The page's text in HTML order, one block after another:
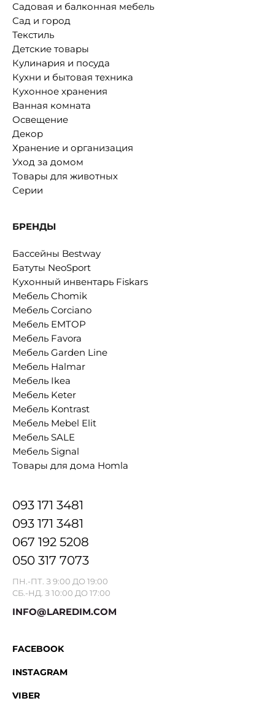
Садовая и балконная мебель
Сад и город
Текстиль
Детские товары
Кулинария и посуда
Кухни и бытовая техника
Кухонное хранения
Ванная комната
Освещение
Декор
Хранение и организация
Уход за домом
Товары для животных
Серии
БРЕНДЫ
Бассейны Bestway
Батуты NeoSport
Кухонный инвентарь Fiskars
Мебель Chomik
Мебель Corciano
Мебель EMTOP
Мебель Favora
Мебель Garden Line
Мебель Halmar
Мебель Ikea
Мебель Keter
Мебель Kontrast
Мебель Mebel Elit
Мебель SALE
Мебель Signal
Товары для дома Homla
093 171 3481
093 171 3481
067 192 5208
050 317 7073
ПН.-ПТ. З 9:00 ДО 19:00
СБ.-НД. З 10:00 ДО 17:00
INFO@LAREDIM.COM
FACEBOOK
INSTAGRAM
VIBER